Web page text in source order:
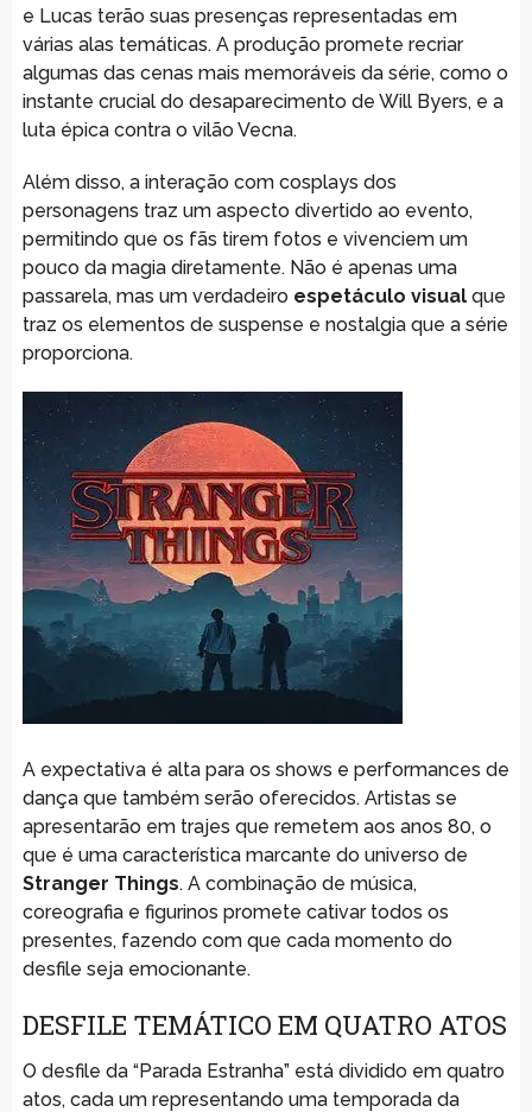
e Lucas terão suas presenças representadas em
várias alas temáticas. A produção promete recriar
algumas das cenas mais memoráveis da série, como o
instante crucial do desaparecimento de Will Byers, e a
luta épica contra o vilão Vecna.
Além disso, a interação com cosplays dos
personagens traz um aspecto divertido ao evento,
permitindo que os fãs tirem fotos e vivenciem um
pouco da magia diretamente. Não é apenas uma
passarela, mas um verdadeiro espetáculo visualque
traz os elementos de suspense e nostalgia que a série
proporciona.
A expectativa é alta para os shows e performances de
dança que também serão oferecidos. Artistas se
apresentarão em trajes que remetem aos anos 80, o
que é uma característica marcante do universo de
Stranger Things. A combinação de música,
coreografia e figurinos promete cativar todos os
presentes, fazendo com que cada momento do
desfile seja emocionante.
DESFILE TEMÁTICO EM QUATRO ATOS
O desfile da “Parada Estranha” está dividido em quatro
atos, cada um representando uma temporada da